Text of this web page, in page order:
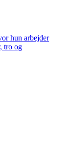
hun arbejder
tro og